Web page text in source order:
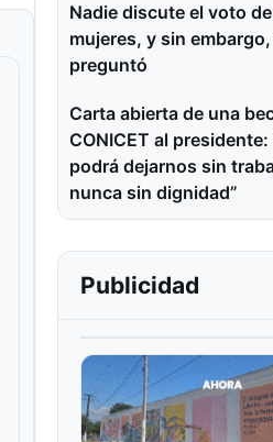
Nadie discute el voto
mujeres, y sin
preguntó
Carta abierta de una
CONICET al presidente:
podrá dejarnos sin
nunca sin dignidad”
Publicidad